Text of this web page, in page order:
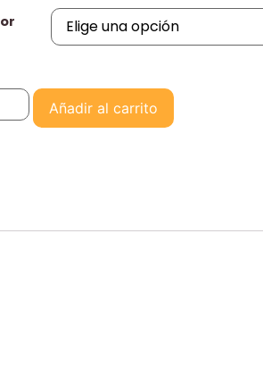
Añadir al carrito